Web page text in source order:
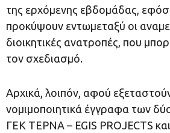
της ερχόμενης εβδομάδας,
προκύψουν εντωμεταξύ οι
διοικητικές ανατροπές, που
τον σχεδιασμό.
Αρχικά, λοιπόν, αφού
νομιμοποιητικά έγγραφα των
ΓΕΚ ΤΕΡΝΑ – EGIS PROJECTS